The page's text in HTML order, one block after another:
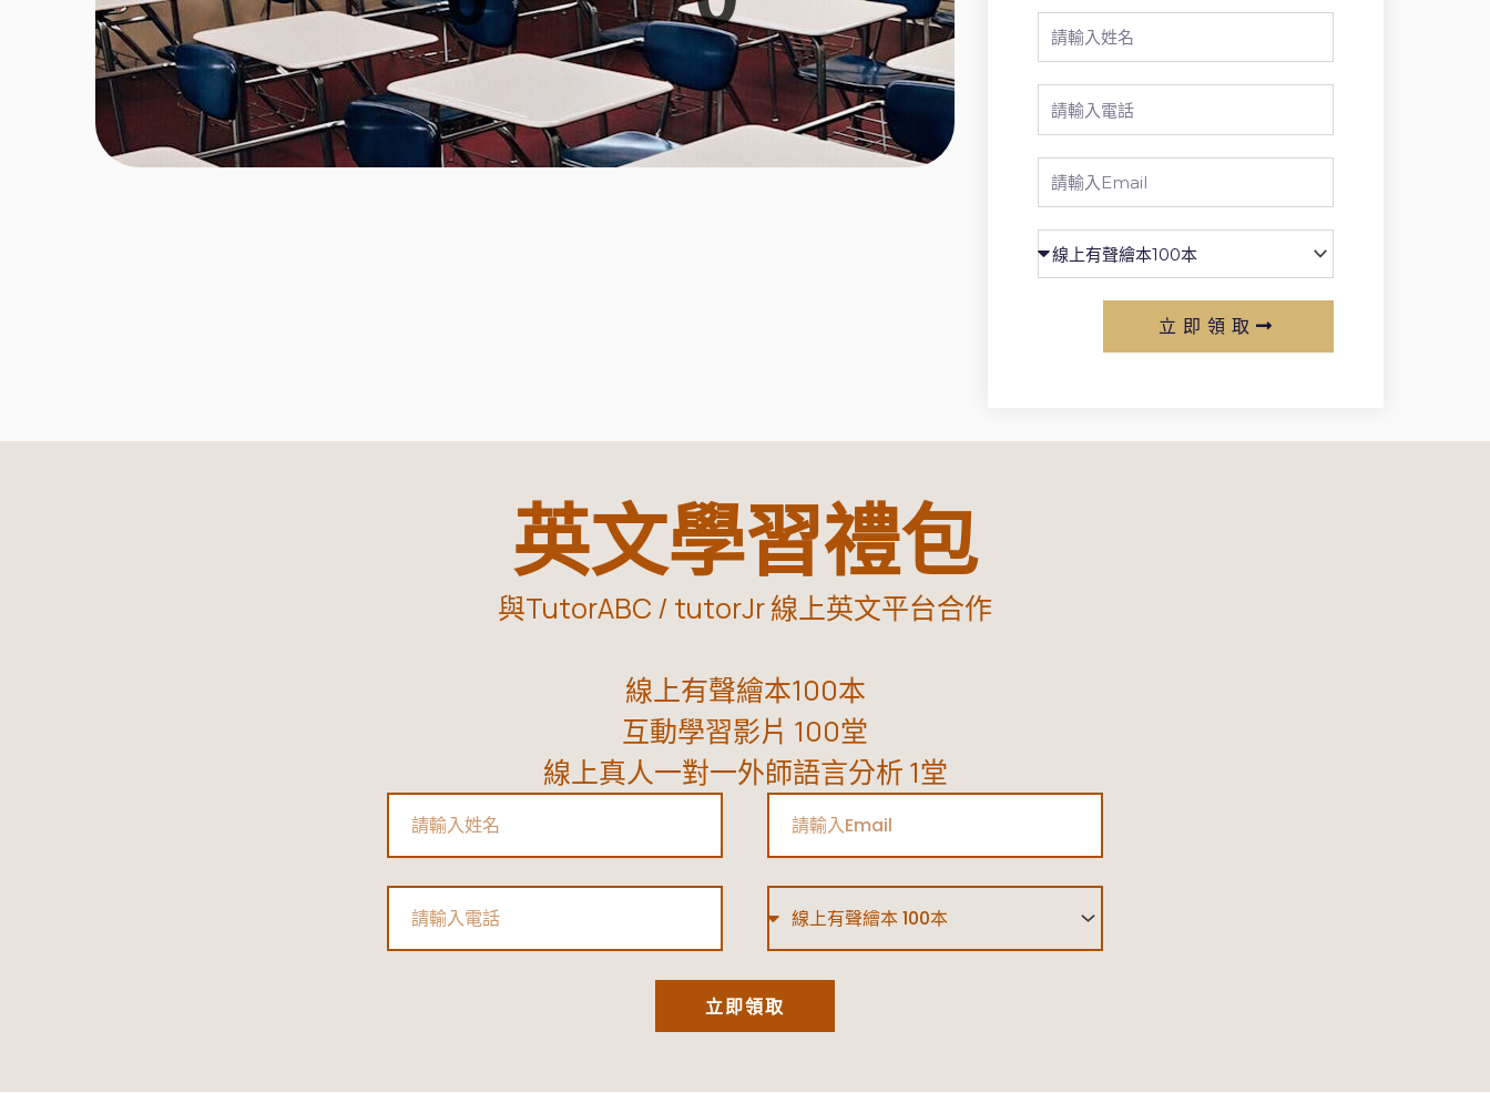
Full
Name
Phone
Email
立即領取
英文學習禮包
與TutorABC / tutorJr 線上英文平台合作
線上有聲繪本100本
互動學習影片 100堂
線上真人一對一外師語言分析 1堂
立即領取